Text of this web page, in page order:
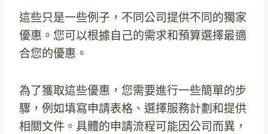
這些只是一些例子，不同公司提供不同的獨家
優惠。您可以根據自己的需求和預算選擇最適
合您的優惠。
為了獲取這些優惠，您需要進行一些簡單的步
驟，例如填寫申請表格、選擇服務計劃和提供
相關文件。具體的申請流程可能因公司而異，